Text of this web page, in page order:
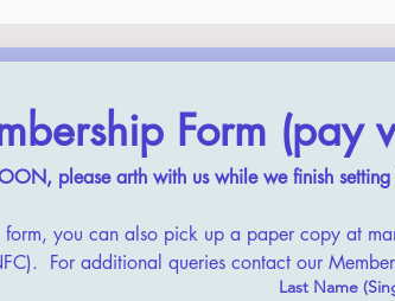
Form (pay
please arth with us while we finish
you can also pick up a paper copy at
For additional queries contact our
Last Name